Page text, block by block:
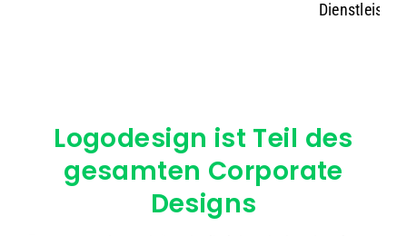
Logodesign ist Teil des
gesamten Corporate
Designs